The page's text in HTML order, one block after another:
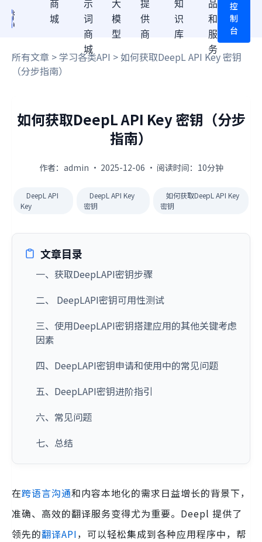
商
城
示
词
商
城
大
模
型
提
供
商
知
识
库
品
和
服
务
控
制
台
所有文章 >学习各类API > 如何获取DeepL API Key 密钥
（分步指南）
如何获取DeepL API Key 密钥（分步
指南）
作者：admin · 2025-12-06 · 阅读时间：10分钟
DeepL API
Key
DeepL API Key
密钥
如何获取DeepL API Key
密钥
文章目录
一、获取DeepLAPI密钥步骤
二、 DeepLAPI密钥可用性测试
三、使用DeepLAPI密钥搭建应用的其他关键考虑
因素
四、DeepLAPI密钥申请和使用中的常见问题
五、DeepLAPI密钥进阶指引
六、常见问题
七、总结
在跨语言沟通和内容本地化的需求日益增长的背景下，
准确、高效的翻译服务变得尤为重要。Deepl 提供了
领先的翻译API，可以轻松集成到各种应用程序中，帮